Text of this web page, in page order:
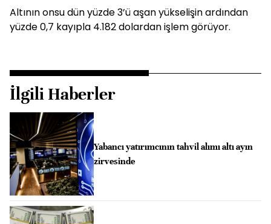
Altının onsu dün yüzde 3’ü aşan yükselişin ardından
yüzde 0,7 kayıpla 4.182 dolardan işlem görüyor.
İlgili Haberler
Yabancı yatırımcının tahvil alımı altı ayın
zirvesinde